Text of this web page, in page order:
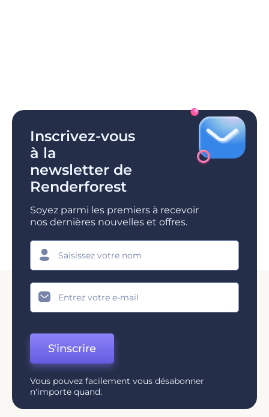
Inscrivez-vous
à la
newsletter de
Renderforest
Soyez parmi les premiers à recevoir
nos dernières nouvelles et offres.
S'inscrire
Vous pouvez facilement vous désabonner
n'importe quand.